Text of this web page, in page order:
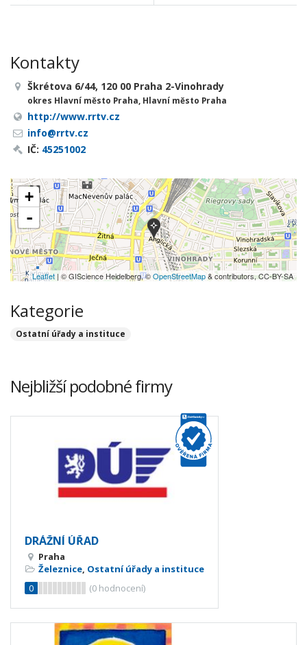
Kontakty
Škrétova 6/44, 120 00 Praha 2-Vinohrady
okres Hlavní město Praha, Hlavní město Praha
http://www.rrtv.cz
info@rrtv.cz
IČ: 45251002
+
-
Leaflet | © GIScience Heidelberg, ©OpenStreetMap& contributors, CC-BY-SA
Kategorie
Ostatní úřady a instituce
Nejbližší podobné firmy
DRÁŽNÍ ÚŘAD
Praha
Železnice, Ostatní úřady a instituce
0
(0 hodnocení)